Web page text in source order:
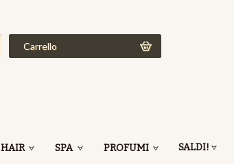
Carrello
HAIR SPA PROFUMI SALDI!